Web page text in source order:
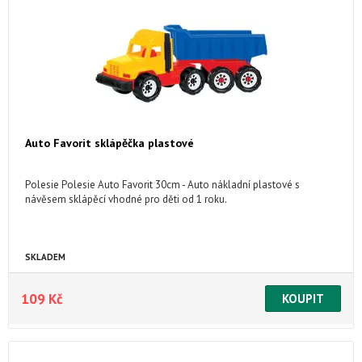
Auto Favorit sklápěčka plastové
Polesie Polesie Auto Favorit 30cm - Auto nákladní plastové s
návěsem sklápěcí vhodné pro děti od 1 roku.
SKLADEM
109 Kč